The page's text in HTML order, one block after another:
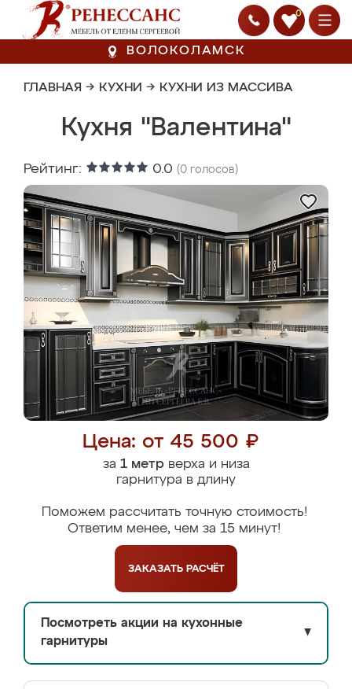
0
ВОЛОКОЛАМСК
ГЛАВНАЯ → КУХНИ → КУХНИ ИЗ МАССИВА
Кухня "Валентина"
Рейтинг: 0.0 (0 голосов)
Цена: от 45 500 ₽
за 1 метрверха и низа
гарнитура в длину
Поможем рассчитать точную стоимость!
Ответим менее, чем за 15 минут!
ЗАКАЗАТЬ РАСЧЁТ
Посмотреть акции на кухонные
гарнитуры
▼